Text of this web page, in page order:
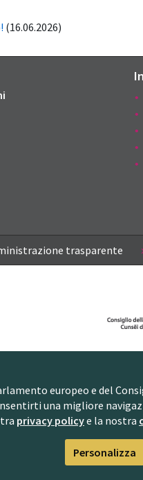
(16.06.2026)
trasparente
europeo e del
una migliore
privacy policye la nostra
Personalizza